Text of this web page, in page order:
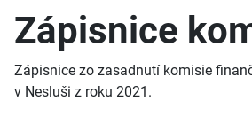
Zápisnice
Zápisnice zo zasadnutí komisie
v Nesluši z roku 2021.